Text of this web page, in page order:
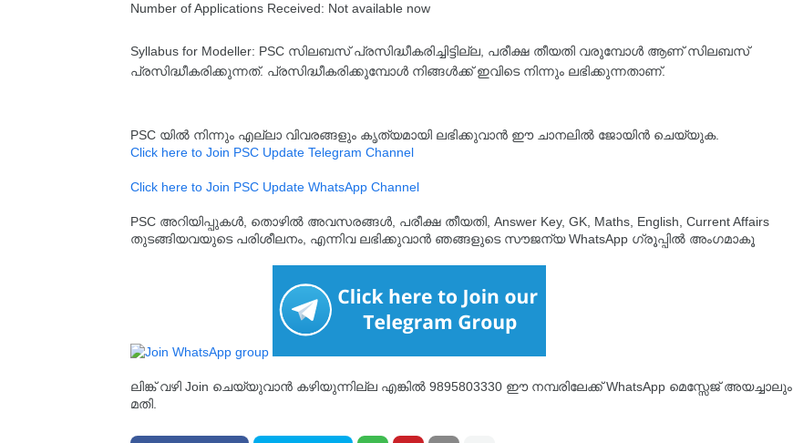
Number of Applications Received: Not available now
Syllabus for Modeller: PSC സിലബസ് പ്രസിദ്ധീകരിച്ചിട്ടില്ല, പരീക്ഷ തീയതി വരുമ്പോൾ ആണ് സിലബസ്
പ്രസിദ്ധീകരിക്കുന്നത്. പ്രസിദ്ധീകരിക്കുമ്പോൾ നിങ്ങൾക്ക് ഇവിടെ നിന്നും ലഭിക്കുന്നതാണ്.
PSC യിൽ നിന്നും എല്ലാ വിവരങ്ങളും കൃത്യമായി ലഭിക്കുവാൻ ഈ ചാനലിൽ ജോയിൻ ചെയ്യുക.
Click here to Join PSC Update Telegram Channel
Click here to Join PSC Update WhatsApp Channel
PSC അറിയിപ്പുകൾ, തൊഴിൽ അവസരങ്ങൾ, പരീക്ഷ തീയതി, Answer Key, GK, Maths, English, Current Affairs
തുടങ്ങിയവയുടെ പരിശീലനം, എന്നിവ ലഭിക്കുവാൻ ഞങ്ങളുടെ സൗജന്യ WhatsApp ഗ്രൂപ്പിൽ അംഗമാകൂ
ലിങ്ക് വഴി Join ചെയ്യുവാൻ കഴിയുന്നില്ല എങ്കിൽ 9895803330 ഈ നമ്പരിലേക്ക് WhatsApp മെസ്സേജ് അയച്ചാലും
മതി.